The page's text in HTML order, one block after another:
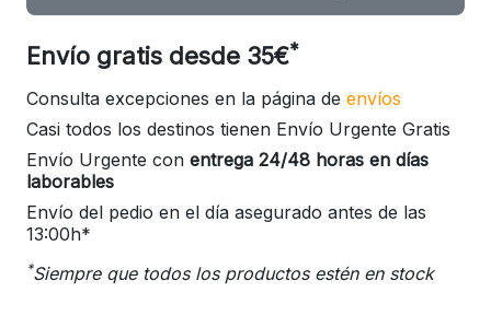
Envío gratis desde 35€*
Consulta excepciones en la página de envíos
Casi todos los destinos tienen Envío Urgente Gratis
Envío Urgente con entrega 24/48 horas en días
laborables
Envío del pedio en el día asegurado antes de las
13:00h*
*Siempre que todos los productos estén en stock